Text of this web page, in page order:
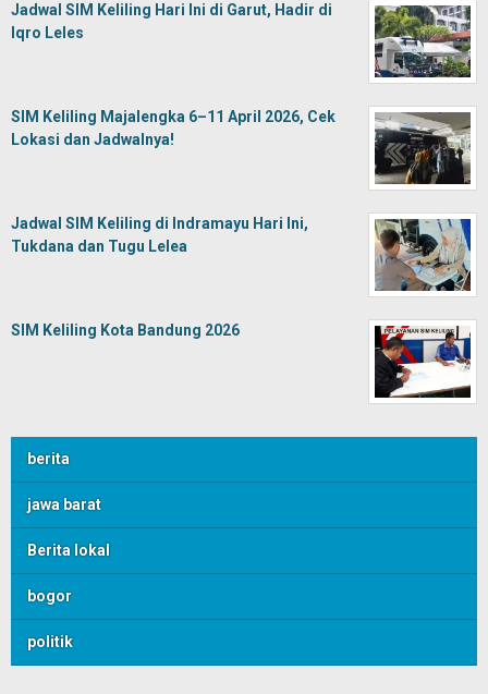
Jadwal SIM Keliling Hari Ini di Garut, Hadir di
Iqro Leles
SIM Keliling Majalengka 6–11 April 2026, Cek
Lokasi dan Jadwalnya!
Jadwal SIM Keliling di Indramayu Hari Ini,
Tukdana dan Tugu Lelea
SIM Keliling Kota Bandung 2026
berita
jawa barat
Berita lokal
bogor
politik